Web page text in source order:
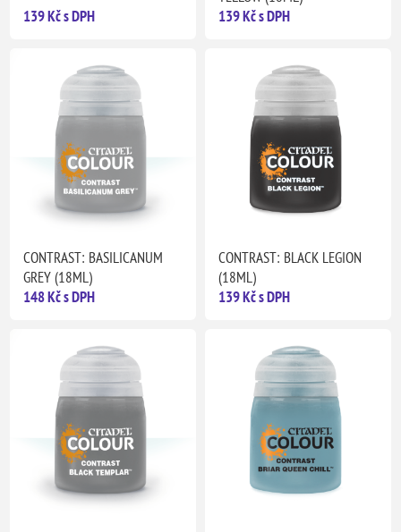
139 Kč s DPH
139 Kč s DPH
CONTRAST: BASILICANUM
GREY (18ML)
148 Kč s DPH
CONTRAST: BLACK LEGION
(18ML)
139 Kč s DPH